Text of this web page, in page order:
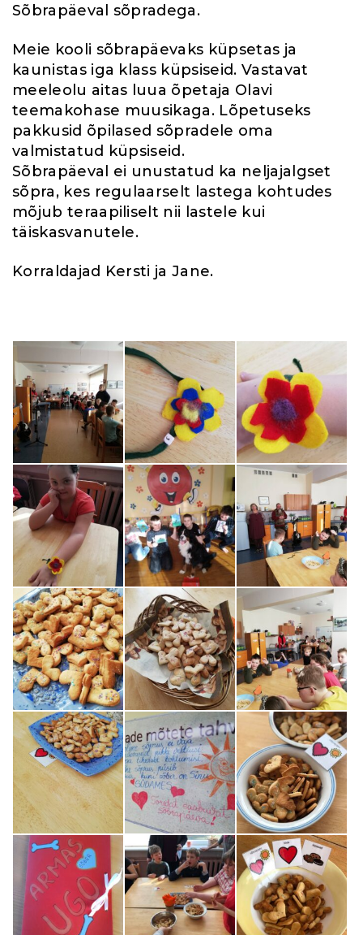
Sõbrapäeval sõpradega.
Meie kooli sõbrapäevaks küpsetas ja
kaunistas iga klass küpsiseid. Vastavat
meeleolu aitas luua õpetaja Olavi
teemakohase muusikaga. Lõpetuseks
pakkusid õpilased sõpradele oma
valmistatud küpsiseid.
Sõbrapäeval ei unustatud ka neljajalgset
sõpra, kes regulaarselt lastega kohtudes
mõjub teraapiliselt nii lastele kui
täiskasvanutele.
Korraldajad Kersti ja Jane.